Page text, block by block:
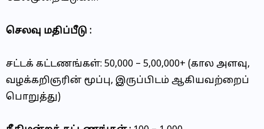
செலவு மதிப்பீடு :
சட்டக் கட்டணங்கள்: ₹50,000 – ₹5,00,000+ (கால அளவு,
வழக்கறிஞரின் மூப்பு, இருப்பிடம் ஆகியவற்றைப்
பொறுத்து)